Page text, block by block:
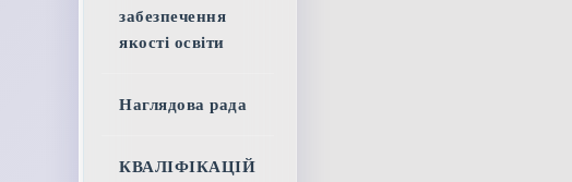
забезпечення
якості освіти
Наглядова рада
КВАЛІФІКАЦІЙ